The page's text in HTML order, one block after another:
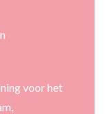
voor het